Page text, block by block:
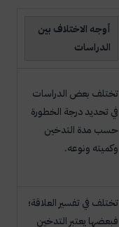
أوجه الاختلاف بين
الدراسات
تختلف بعض الدراسات
في تحديد درجة الخطورة
حسب مدة التدخين
وكميته ونوعه.
تختلف في تفسير العلاقة؛
فبعضها يعتبر التدخين